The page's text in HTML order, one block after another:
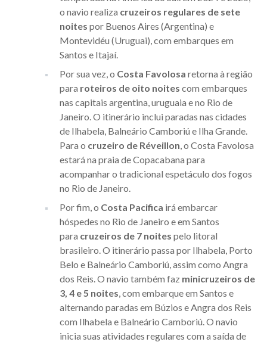
o navio realiza cruzeiros regulares de sete
noites por Buenos Aires (Argentina) e
Montevidéu (Uruguai), com embarques em
Santos e Itajaí.
Por sua vez, o Costa Favolosa retorna à região
para roteiros de oito noites com embarques
nas capitais argentina, uruguaia e no Rio de
Janeiro. O itinerário inclui paradas nas cidades
de Ilhabela, Balneário Camboriú e Ilha Grande.
Para o cruzeiro de Réveillon , o Costa Favolosa
estará na praia de Copacabana para
acompanhar o tradicional espetáculo dos fogos
no Rio de Janeiro.
Por fim, o Costa Pacifica irá embarcar
hóspedes no Rio de Janeiro e em Santos
para cruzeiros de 7 noites pelo litoral
brasileiro. O itinerário passa por Ilhabela, Porto
Belo e Balneário Camboriú, assim como Angra
dos Reis. O navio também faz minicruzeiros de
3, 4 e 5 noites , com embarque em Santos e
alternando paradas em Búzios e Angra dos Reis
com Ilhabela e Balneário Camboriú. O navio
inicia suas atividades regulares com a saída de